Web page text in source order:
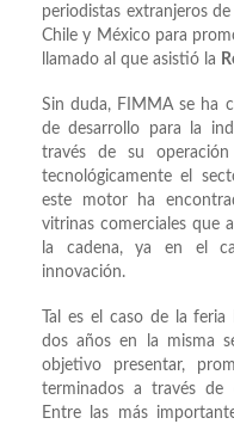
periodistas extranjeros
Chile y México para
llamado al que asistió la
Sin duda, FIMMA se ha
de desarrollo para la
través de su
tecnológicamente el
este motor ha
vitrinas comerciales que
la cadena, ya en el
innovación.
Tal es el caso de la
dos años en la misma
objetivo presentar,
terminados a través de
Entre las más